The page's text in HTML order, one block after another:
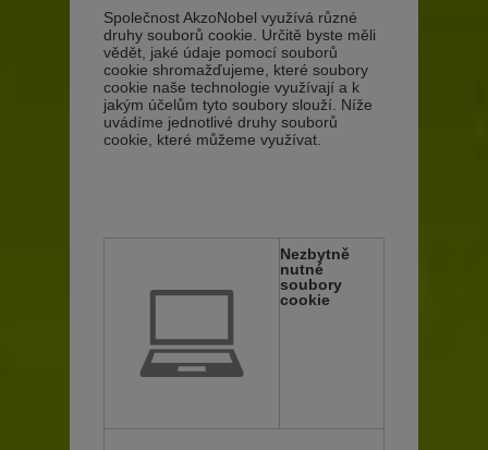
Společnost AkzoNobel využívá různé
druhy souborů cookie. Určitě byste měli
vědět, jaké údaje pomocí souborů
cookie shromažďujeme, které soubory
cookie naše technologie využívají a k
jakým účelům tyto soubory slouží. Níže
uvádíme jednotlivé druhy souborů
cookie, které můžeme využívat.
Nezbytně
nutné
soubory
cookie